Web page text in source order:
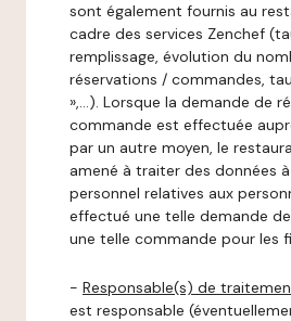
sont également fournis au
cadre des services Zenchef
remplissage, évolution du
réservations / commandes,
»,…). Lorsque la demande de
commande est effectuée
par un autre moyen, le
amené à traiter des données
personnel relatives aux
effectué une telle demande
une telle commande pour les
- Responsable(s) de
est responsable